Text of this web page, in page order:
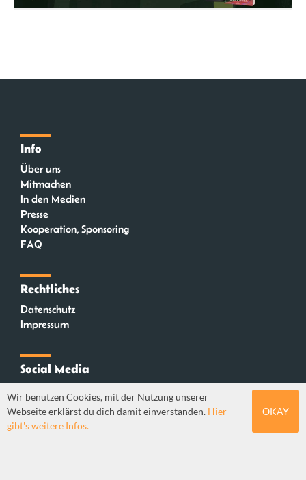
Info
Über uns
Mitmachen
In den Medien
Presse
Kooperation, Sponsoring
FAQ
Rechtliches
Datenschutz
Impressum
Social Media
Mastodon
Wir benutzen Cookies, mit der Nutzung unserer
Webseite erklärst du dich damit einverstanden. Hier
gibt's weitere Infos.
OKAY